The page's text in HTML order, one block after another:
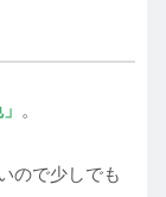
。
ので少しでも